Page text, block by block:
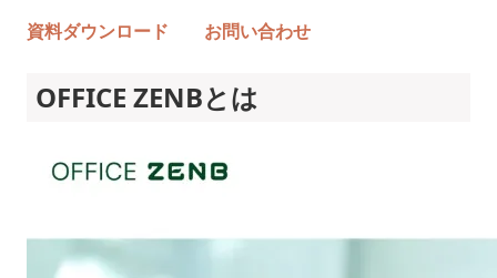
資料ダウンロード お問い合わせ
OFFICE ZENBとは